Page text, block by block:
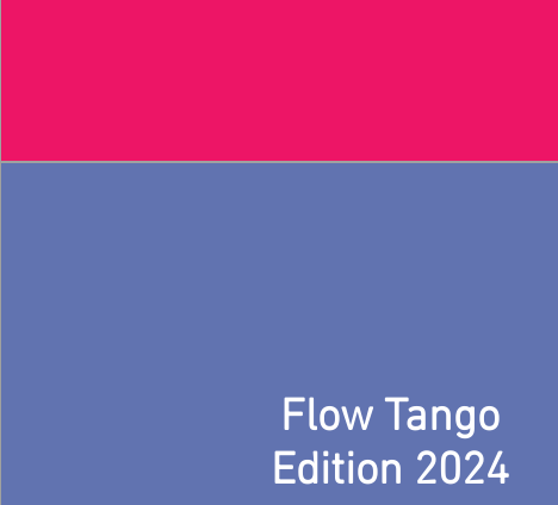
Flow Tango
Edition 2024